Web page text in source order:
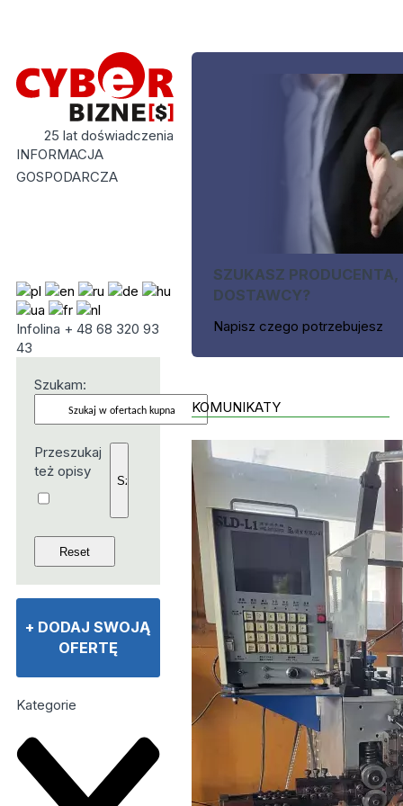
25 lat doświadczenia
INFORMACJA
GOSPODARCZA
Infolina + 48 68 320 93
43
SZUKASZ PRODUCENTA,
DOSTAWCY?
Napisz czego potrzebujesz
Szukam:
Przeszukaj
też opisy
+ DODAJ SWOJĄ
OFERTĘ
Kategorie
KOMUNIKATY